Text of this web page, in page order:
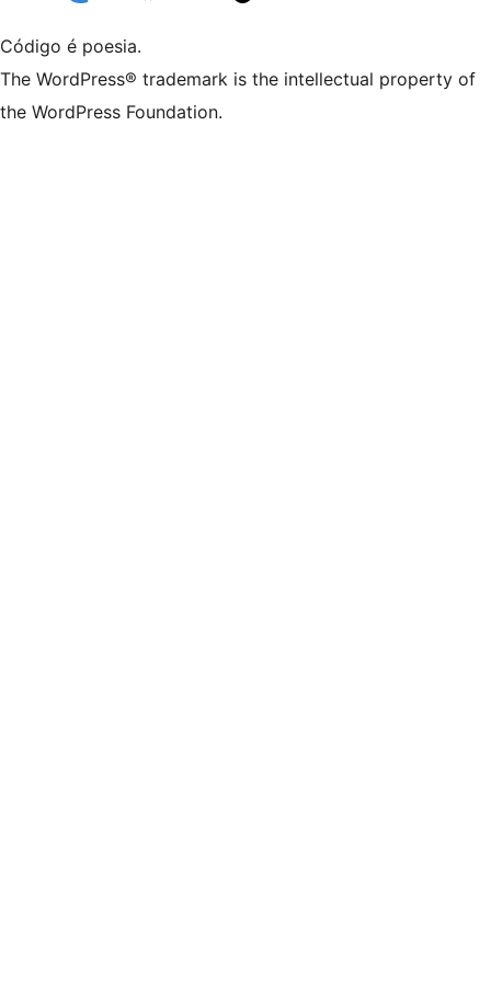
Código é poesia.
The WordPress® trademark is the intellectual property of
the WordPress Foundation.